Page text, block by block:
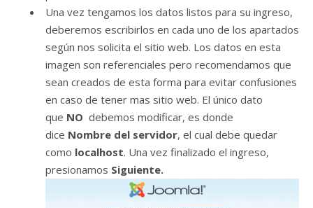
Una vez tengamos los datos listos para su ingreso,
deberemos escribirlos en cada uno de los apartados
según nos solicita el sitio web. Los datos en esta
imagen son referenciales pero recomendamos que
sean creados de esta forma para evitar confusiones
en caso de tener mas sitio web. El único dato
que NO debemos modificar, es donde
dice Nombre del servidor, el cual debe quedar
como localhost. Una vez finalizado el ingreso,
presionamos Siguiente.